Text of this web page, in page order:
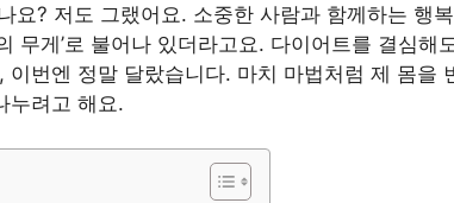
요? 저도 그랬어요. 소중한 사람과 함께하는 행
무게’로 불어나 있더라고요. 다이어트를 결심해
번엔 정말 달랐습니다. 마치 마법처럼 제 몸을
누려고 해요.